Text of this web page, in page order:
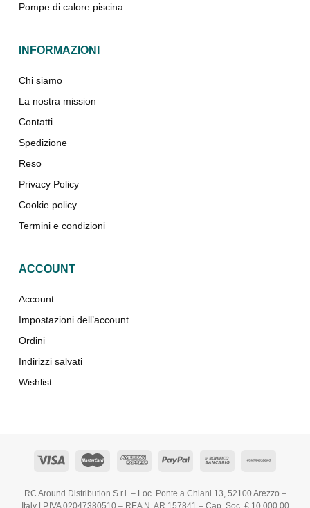
Pompe di calore piscina
INFORMAZIONI
Chi siamo
La nostra mission
Contatti
Spedizione
Reso
Privacy Policy
Cookie policy
Termini e condizioni
ACCOUNT
Account
Impostazioni dell’account
Ordini
Indirizzi salvati
Wishlist
RC Around Distribution S.r.l. – Loc. Ponte a Chiani 13, 52100 Arezzo –
Italy | P.IVA 02047380510 – REA N. AR 157841 – Cap. Soc. € 10.000,00